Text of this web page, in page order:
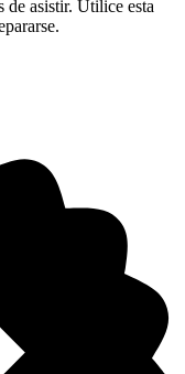
de asistir. Utilice esta